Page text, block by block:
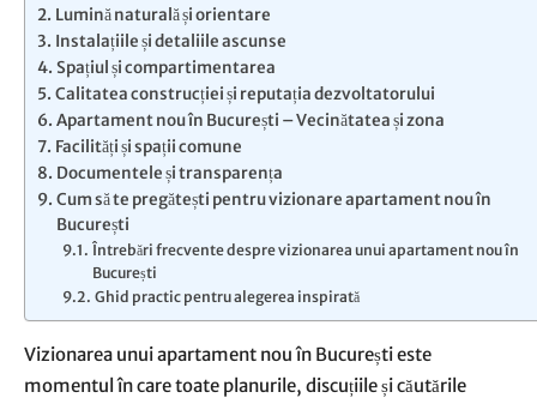
Lumină naturală și orientare
Instalațiile și detaliile ascunse
Spațiul și compartimentarea
Calitatea construcției și reputația dezvoltatorului
Apartament nou în București – Vecinătatea și zona
Facilități și spații comune
Documentele și transparența
Cum să te pregătești pentru vizionare apartament nou în
București
Întrebări frecvente despre vizionarea unui apartament nou în
București
Ghid practic pentru alegerea inspirată
Vizionarea unui apartament nou în București este
momentul în care toate planurile, discuțiile și căutările